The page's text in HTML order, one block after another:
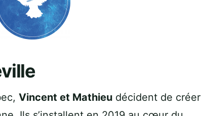
Vincent et Mathieu décident de créer